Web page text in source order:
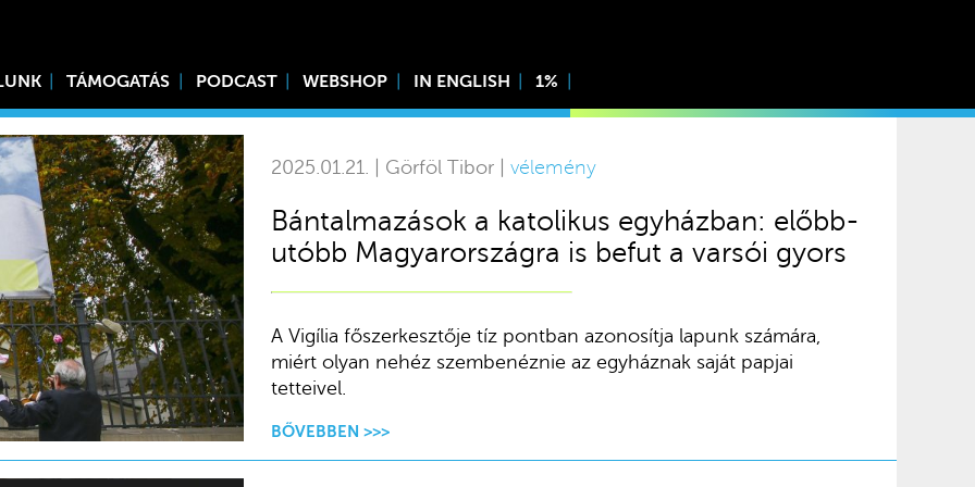
TÁMOGATÁS PODCAST WEBSHOP IN ENGLISH 1%
2025.01.21. | Görföl Tibor | vélemény
Bántalmazások a katolikus egyházban: előbb-
utóbb Magyarországra is befut a varsói gyors
A Vigília főszerkesztője tíz pontban azonosítja lapunk számára,
miért olyan nehéz szembenéznie az egyháznak saját papjai
tetteivel.
BŐVEBBEN >>>